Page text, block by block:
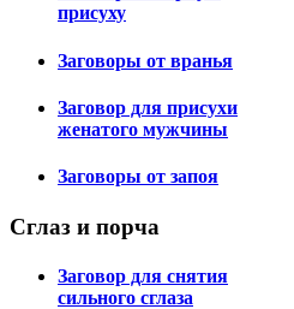
присуху
Заговоры от вранья
Заговор для присухи
женатого мужчины
Заговоры от запоя
Сглаз и порча
Заговор для снятия
сильного сглаза